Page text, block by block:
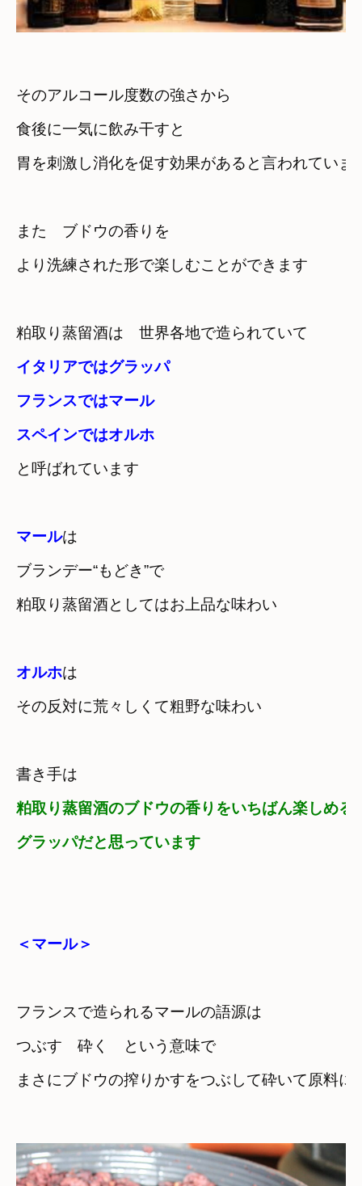
そのアルコール度数の強さから
食後に一気に飲み干すと
胃を刺激し消化を促す効果があると言われていま
また　ブドウの香りを
より洗練された形で楽しむことができます
粕取り蒸留酒は　世界各地で造られていて
イタリアではグラッパ
フランスではマール
スペインではオルホ
と呼ばれています
マールは
ブランデー“もどき”で
粕取り蒸留酒としてはお上品な味わい
オルホは
その反対に荒々しくて粗野な味わい
粕取り蒸留酒のブドウの香りをいちばん楽しめる
グラッパだと思っています
＜マール＞
フランスで造られるマールの語源は
つぶす　砕く　という意味で
まさにブドウの搾りかすをつぶして砕いて原料に